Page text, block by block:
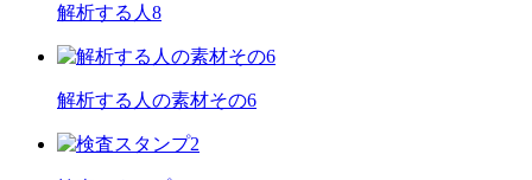
解析する人8
解析する人の素材その6